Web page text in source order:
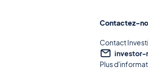
Contactez-
Contact
investor-
Plus